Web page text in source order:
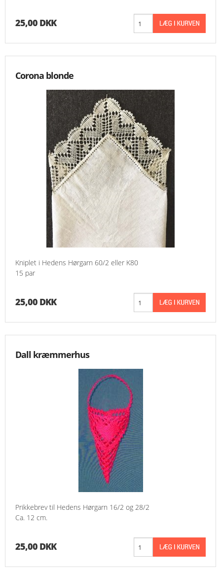
25,00 DKK
Corona blonde
Kniplet i Hedens Hørgarn 60/2 eller K80
15 par
25,00 DKK
Dall kræmmerhus
Prikkebrev til Hedens Hørgarn 16/2 og 28/2
Ca. 12 cm.
25,00 DKK